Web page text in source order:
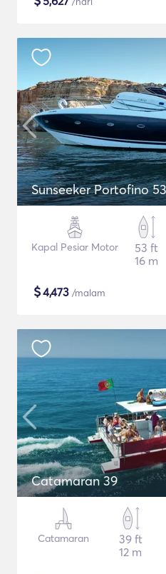
Sunseeker Portofino 53
Kapal Pesiar Motor
53 ft
16 m
$4,473 /malam
Catamaran 39
Catamaran
39 ft
12 m